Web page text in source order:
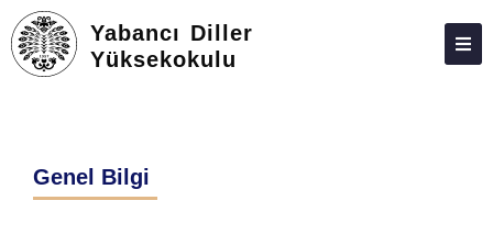
Yabancı Diller
Yüksekokulu
BÖLÜMLER
Genel Bilgi